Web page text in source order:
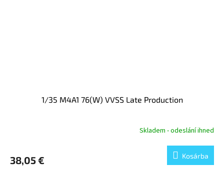
1/35 M4A1 76(W) VVSS Late Production
Skladem - odeslání ihned
38,05 € Kosárba